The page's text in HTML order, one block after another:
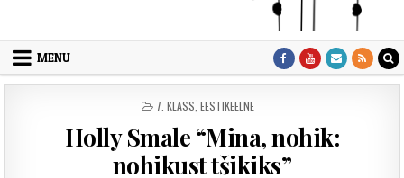
MENU
POSTED IN
7. KLASS EESTIKEELNE
Holly Smale “Mina, nohik:
nohikust tšikiks”